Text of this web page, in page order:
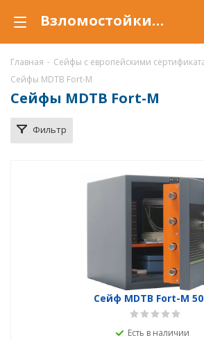
Взломостойкие сейфы MDTB Fort-M в Тюмени, сейфы Fort-M, купить сейф MDTB Fort-M по низкой цене, доставка сейфов Fort-M
Главная - Сейфы с европейскими
Сейфы MDTB Fort-M
Сейфы MDTB Fort-M
Фильтр
Сейф MDTB Fort-M 50
Есть в наличии